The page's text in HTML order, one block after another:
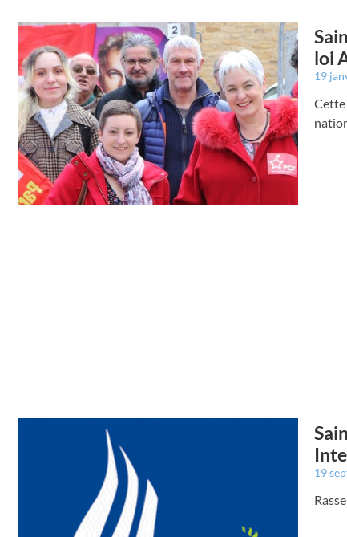
loi
19
Cette
19